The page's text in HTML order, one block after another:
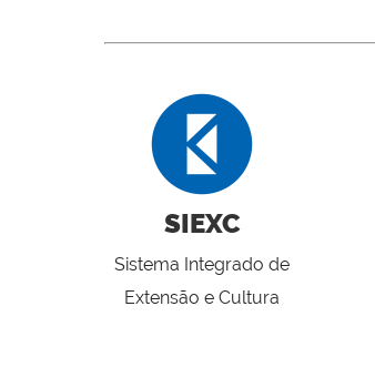
SIEXC
Sistema Integrado de
Extensão e Cultura